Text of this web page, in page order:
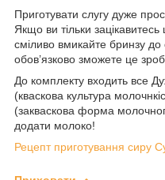
Приготувати слугу дуже
Якщо ви тільки
сміливо вмикайте бринзу до
обов’язково зможете це
До комплекту входить все
(кваскова культура
(закваскова форма
додати молоко!
Рецепт приготування сиру